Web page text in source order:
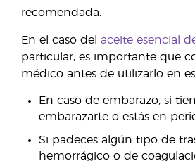
recomendada.
En el caso del aceite esencial
particular, es importante que
médico antes de utilizarlo en
En caso de embarazo, si
embarazarte o estás en
Si padeces algún tipo de
hemorrágico o de